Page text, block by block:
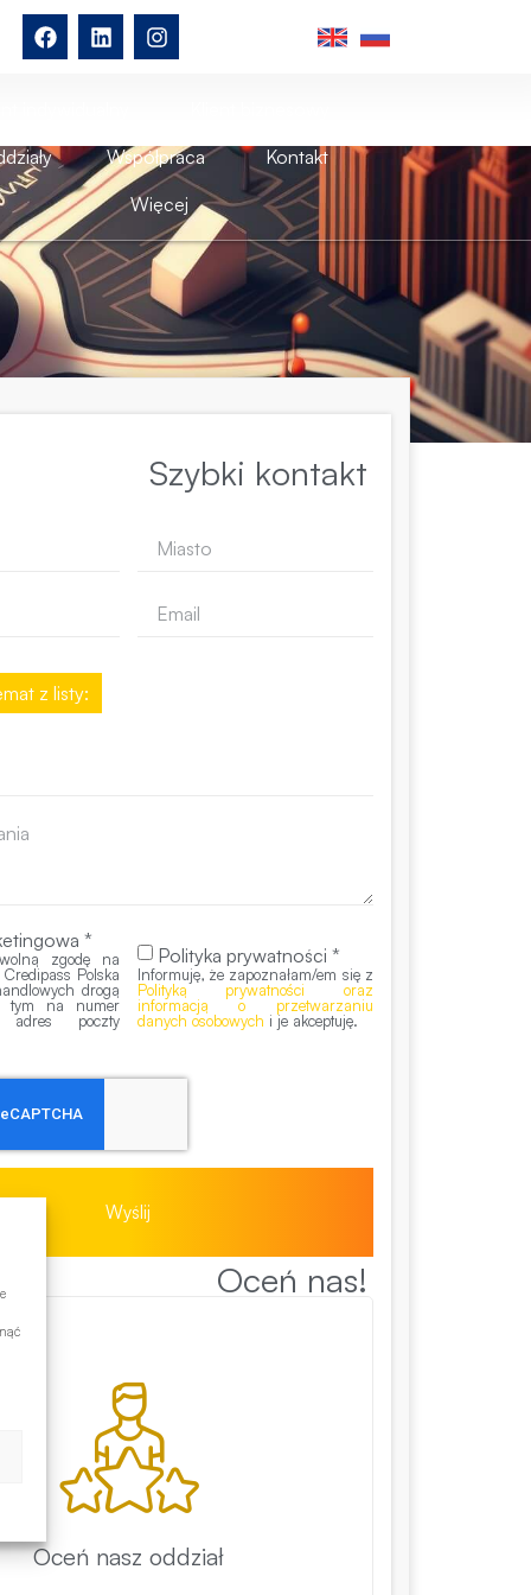
Współpraca
Kontakt
Więcej
Szybki kontakt
z listy:
*
zgodę na
Polska
drogą
tym na numer
adres poczty
Polityka prywatności *
Informuję, że zapoznałam/em się z
Polityką prywatności oraz
informacją o przetwarzaniu
danych osobowych i je akceptuję.
Wyślij
Oceń nas!
Oceń nasz oddział